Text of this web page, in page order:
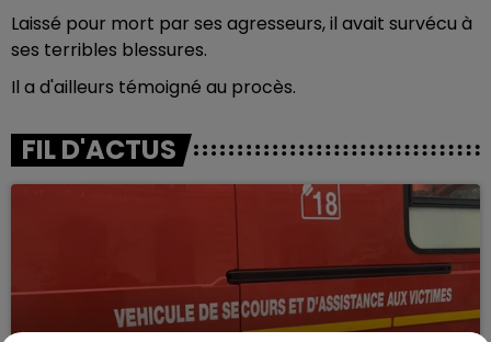
Laissé pour mort par ses agresseurs, il avait survécu à
ses terribles blessures.
Il a d'ailleurs témoigné au procès.
FIL D'ACTUS